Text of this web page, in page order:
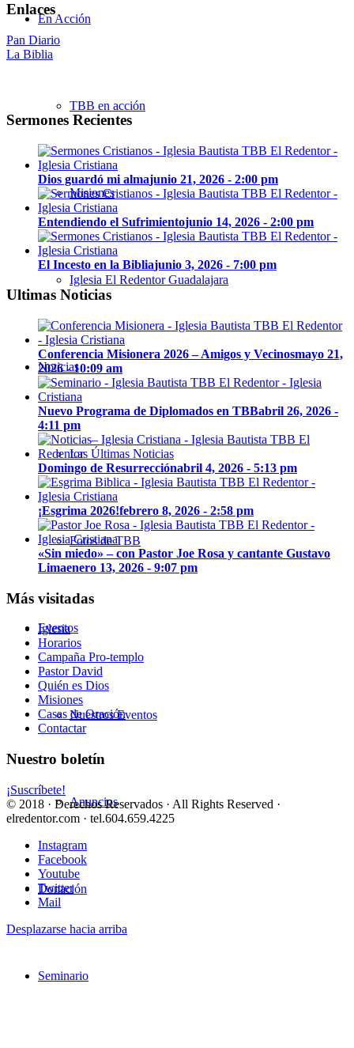
En Acción
TBB en acción
Misiones
Iglesia El Redentor Guadalajara
Noticias
Las Últimas Noticias
Fotos de TBB
Eventos
Nuestros Eventos
Anuncios
Donación
Seminario
Enlaces
Pan Diario
La Biblia
Sermones Recientes
Dios guardó mi almajunio 21, 2026 - 2:00 pm
Entendiendo el Sufrimientojunio 14, 2026 - 2:00 pm
El Incesto en la Bibliajunio 3, 2026 - 7:00 pm
Ultimas Noticias
Conferencia Misionera 2026 – Amigos y Vecinosmayo 21,
2026 - 10:09 am
Nuevo Programa de Diplomados en TBBabril 26, 2026 -
4:11 pm
Domingo de Resurrecciónabril 4, 2026 - 5:13 pm
¡Esgrima 2026!febrero 8, 2026 - 2:58 pm
«Sin miedo» – con Pastor Joe Rosa y cantante Gustavo
Limaenero 13, 2026 - 9:07 pm
Más visitadas
Iglesia
Horarios
Campaña Pro-templo
Pastor David
Quién es Dios
Misiones
Casas de Oración
Contactar
Nuestro boletín
¡Suscríbete!
© 2018 · Derechos Reservados · All Rights Reserved ·
elredentor.com · tel.604.659.4225
Instagram
Facebook
Youtube
Twitter
Mail
Desplazarse hacia arriba